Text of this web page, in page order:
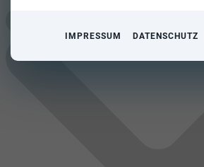
IMPRESSUM DATENSCHUTZ